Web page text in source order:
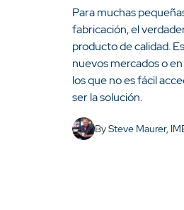
Para muchas
fabricación, el
producto de calidad.
nuevos mercados o
los que no es fácil
ser la solución.
BySteve Maurer,